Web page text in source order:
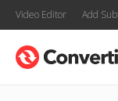
Video Editor Add